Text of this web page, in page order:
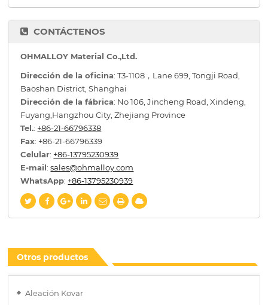
CONTÁCTENOS
OHMALLOY Material Co.,Ltd.
Dirección de la oficina: T3-1108，Lane 699, Tongji Road,
Baoshan District, Shanghai
Dirección de la fábrica: No 106, Jincheng Road, Xindeng,
Fuyang,Hangzhou City, Zhejiang Province
Tel.: +86-21-66796338
Fax: +86-21-66796339
Celular: +86-13795230939
E-mail:sales@ohmalloy.com
WhatsApp: +86-13795230939
Otros productos
Aleación Kovar